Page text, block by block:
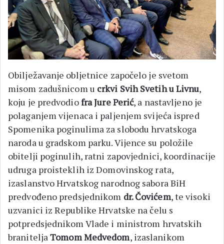
Obilježavanje obljetnice započelo je svetom
misom zadušnicom u crkvi Svih Svetih u Livnu,
koju je predvodiofra Jure Perić, a nastavljeno je
polaganjem vijenaca i paljenjem svijeća ispred
Spomenika poginulima za slobodu hrvatskoga
naroda u gradskom parku. Vijence su položile
obitelji poginulih, ratni zapovjednici, koordinacije
udruga proisteklih iz Domovinskog rata,
izaslanstvo Hrvatskog narodnog sabora BiH
predvođeno predsjednikom dr. Čovićem, te visoki
uzvanici iz Republike Hrvatske na čelu s
potpredsjednikom Vlade i ministrom hrvatskih
braniteljaTomom Medvedom, izaslanikom